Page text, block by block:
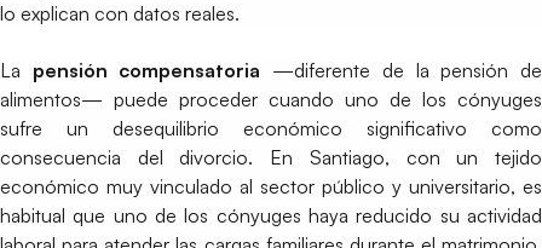
lo explican con datos reales.
La pensión compensatoria —diferente de la pensión de
alimentos— puede proceder cuando uno de los cónyuges
sufre un desequilibrio económico significativo como
consecuencia del divorcio. En Santiago, con un tejido
económico muy vinculado al sector público y universitario, es
habitual que uno de los cónyuges haya reducido su actividad